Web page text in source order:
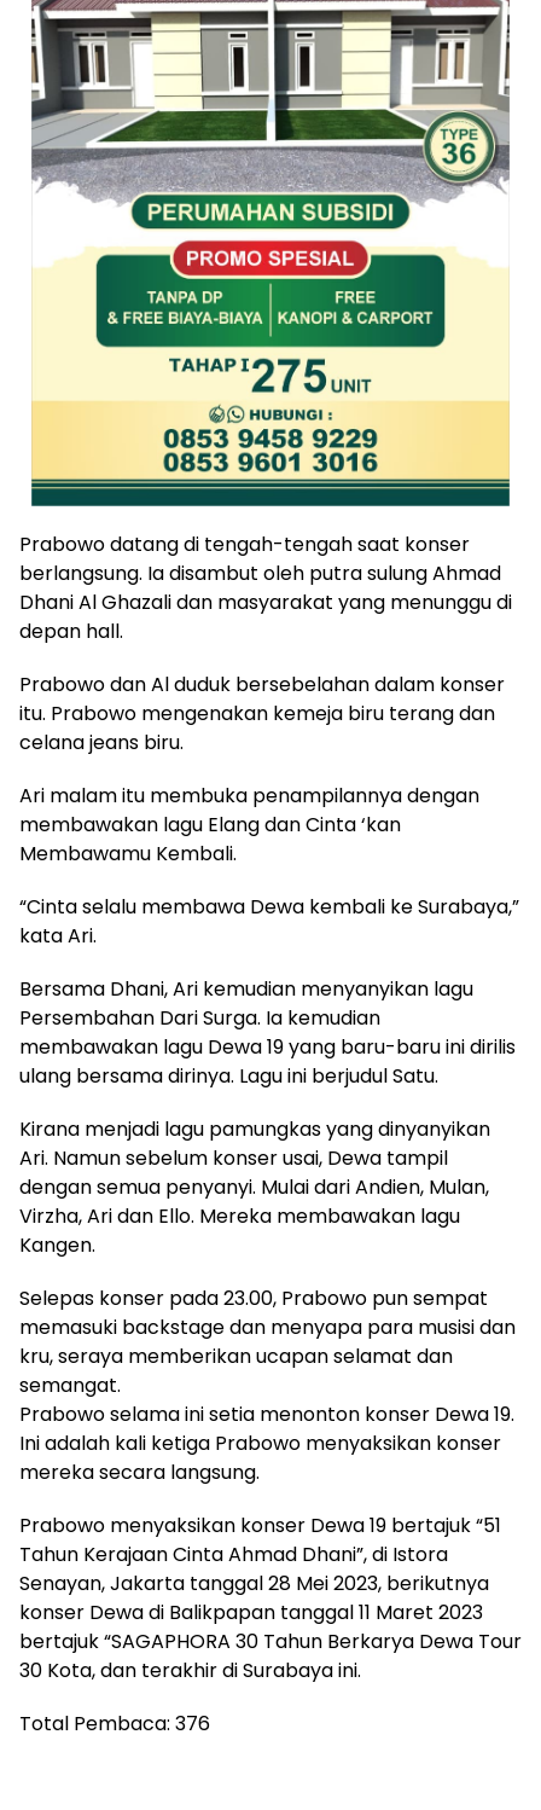
Prabowo datang di tengah-tengah saat konser
berlangsung. Ia disambut oleh putra sulung Ahmad
Dhani Al Ghazali dan masyarakat yang menunggu di
depan hall.
Prabowo dan Al duduk bersebelahan dalam konser
itu. Prabowo mengenakan kemeja biru terang dan
celana jeans biru.
Ari malam itu membuka penampilannya dengan
membawakan lagu Elang dan Cinta ‘kan
Membawamu Kembali.
“Cinta selalu membawa Dewa kembali ke Surabaya,”
kata Ari.
Bersama Dhani, Ari kemudian menyanyikan lagu
Persembahan Dari Surga. Ia kemudian
membawakan lagu Dewa 19 yang baru-baru ini dirilis
ulang bersama dirinya. Lagu ini berjudul Satu.
Kirana menjadi lagu pamungkas yang dinyanyikan
Ari. Namun sebelum konser usai, Dewa tampil
dengan semua penyanyi. Mulai dari Andien, Mulan,
Virzha, Ari dan Ello. Mereka membawakan lagu
Kangen.
Selepas konser pada 23.00, Prabowo pun sempat
memasuki backstage dan menyapa para musisi dan
kru, seraya memberikan ucapan selamat dan
semangat.
Prabowo selama ini setia menonton konser Dewa 19.
Ini adalah kali ketiga Prabowo menyaksikan konser
mereka secara langsung.
Prabowo menyaksikan konser Dewa 19 bertajuk “51
Tahun Kerajaan Cinta Ahmad Dhani”, di Istora
Senayan, Jakarta tanggal 28 Mei 2023, berikutnya
konser Dewa di Balikpapan tanggal 11 Maret 2023
bertajuk “SAGAPHORA 30 Tahun Berkarya Dewa Tour
30 Kota, dan terakhir di Surabaya ini.
Total Pembaca: 376